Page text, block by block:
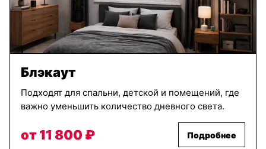
Блэкаут
Подходят для спальни, детской и помещений, где
важно уменьшить количество дневного света.
от 11 800 ₽ Подробнее